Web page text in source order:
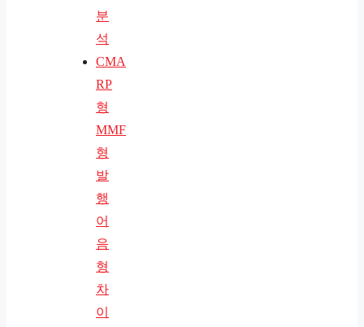
분
석
CMA
RP
형
MMF
형
발
행
어
음
형
차
이